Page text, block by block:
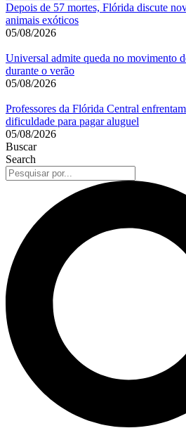
Depois de 57 mortes, Flórida discute
animais exóticos
05/08/2026
Universal admite queda no movimento
durante o verão
05/08/2026
Professores da Flórida Central
dificuldade para pagar aluguel
05/08/2026
Buscar
Search